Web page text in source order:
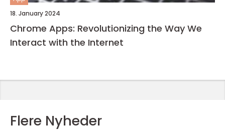
18. January 2024
Chrome Apps: Revolutionizing the Way We
Interact with the Internet
Flere Nyheder